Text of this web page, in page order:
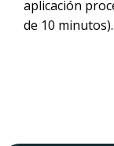
aplicación
de 10 minutos).